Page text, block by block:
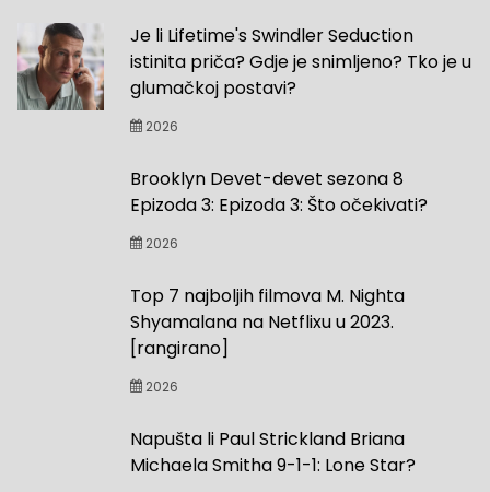
Je li Lifetime's Swindler Seduction
istinita priča? Gdje je snimljeno? Tko je u
glumačkoj postavi?
2026
Brooklyn Devet-devet sezona 8
Epizoda 3: Epizoda 3: Što očekivati?
2026
Top 7 najboljih filmova M. Nighta
Shyamalana na Netflixu u 2023.
[rangirano]
2026
Napušta li Paul Strickland Briana
Michaela Smitha 9-1-1: Lone Star?